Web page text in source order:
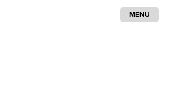
MENU